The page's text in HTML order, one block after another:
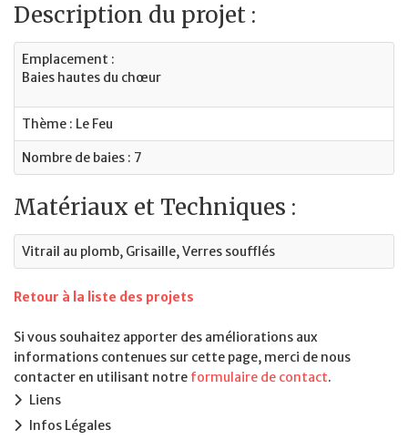
Description du projet :
Emplacement :
Baies hautes du chœur
Thème : Le Feu
Nombre de baies : 7
Matériaux et Techniques :
Vitrail au plomb, Grisaille, Verres soufflés
Retour à la liste des projets
Si vous souhaitez apporter des améliorations aux
informations contenues sur cette page, merci de nous
contacter en utilisant notre formulaire de contact.
Liens
Infos Légales